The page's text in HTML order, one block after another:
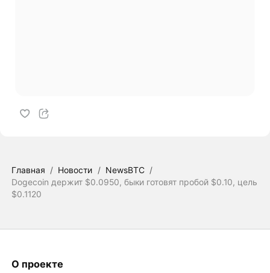
Главная / Новости / NewsBTC /
Dogecoin держит $0.0950, быки готовят пробой $0.10, цель
$0.1120
О проекте